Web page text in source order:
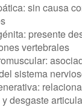
sin causa
presente
vertebrales
sistema
desgaste